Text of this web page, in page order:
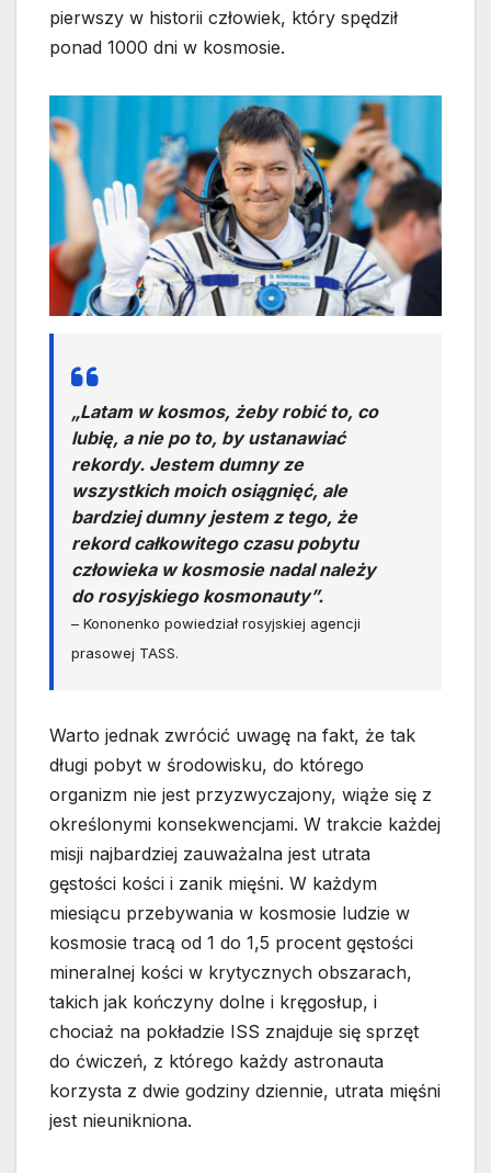
pierwszy w historii człowiek, który spędził
ponad 1000 dni w kosmosie.
„Latam w kosmos, żeby robić to, co
lubię, a nie po to, by ustanawiać
rekordy. Jestem dumny ze
wszystkich moich osiągnięć, ale
bardziej dumny jestem z tego, że
rekord całkowitego czasu pobytu
człowieka w kosmosie nadal należy
do rosyjskiego kosmonauty”.
– Kononenko powiedział rosyjskiej agencji
prasowej TASS.
Warto jednak zwrócić uwagę na fakt, że tak
długi pobyt w środowisku, do którego
organizm nie jest przyzwyczajony, wiąże się z
określonymi konsekwencjami. W trakcie każdej
misji najbardziej zauważalna jest utrata
gęstości kości i zanik mięśni. W każdym
miesiącu przebywania w kosmosie ludzie w
kosmosie tracą od 1 do 1,5 procent gęstości
mineralnej kości w krytycznych obszarach,
takich jak kończyny dolne i kręgosłup, i
chociaż na pokładzie ISS znajduje się sprzęt
do ćwiczeń, z którego każdy astronauta
korzysta z dwie godziny dziennie, utrata mięśni
jest nieunikniona.